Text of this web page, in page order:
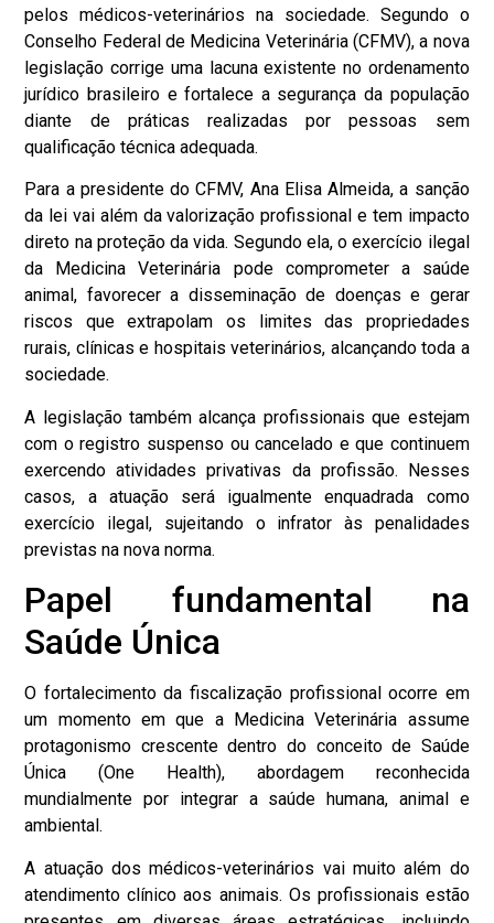
pelos médicos-veterinários na sociedade. Segundo o
Conselho Federal de Medicina Veterinária (CFMV), a nova
legislação corrige uma lacuna existente no ordenamento
jurídico brasileiro e fortalece a segurança da população
diante de práticas realizadas por pessoas sem
qualificação técnica adequada.
Para a presidente do CFMV, Ana Elisa Almeida, a sanção
da lei vai além da valorização profissional e tem impacto
direto na proteção da vida. Segundo ela, o exercício ilegal
da Medicina Veterinária pode comprometer a saúde
animal, favorecer a disseminação de doenças e gerar
riscos que extrapolam os limites das propriedades
rurais, clínicas e hospitais veterinários, alcançando toda a
sociedade.
A legislação também alcança profissionais que estejam
com o registro suspenso ou cancelado e que continuem
exercendo atividades privativas da profissão. Nesses
casos, a atuação será igualmente enquadrada como
exercício ilegal, sujeitando o infrator às penalidades
previstas na nova norma.
Papel fundamental na
Saúde Única
O fortalecimento da fiscalização profissional ocorre em
um momento em que a Medicina Veterinária assume
protagonismo crescente dentro do conceito de Saúde
Única (One Health), abordagem reconhecida
mundialmente por integrar a saúde humana, animal e
ambiental.
A atuação dos médicos-veterinários vai muito além do
atendimento clínico aos animais. Os profissionais estão